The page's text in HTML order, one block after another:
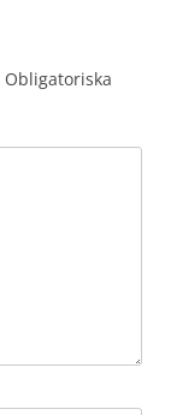
Obligatoriska